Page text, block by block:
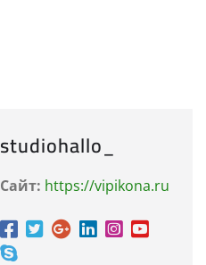
studiohallo_
Сайт: https://vipikona.ru